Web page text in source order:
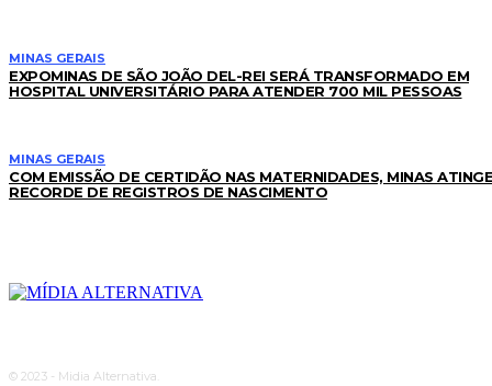
MINAS GERAIS
EXPOMINAS DE SÃO JOÃO DEL-REI SERÁ TRANSFORMADO EM
HOSPITAL UNIVERSITÁRIO PARA ATENDER 700 MIL PESSOAS
MINAS GERAIS
COM EMISSÃO DE CERTIDÃO NAS MATERNIDADES, MINAS ATINGE
RECORDE DE REGISTROS DE NASCIMENTO
© 2023 - Midia Alternativa.